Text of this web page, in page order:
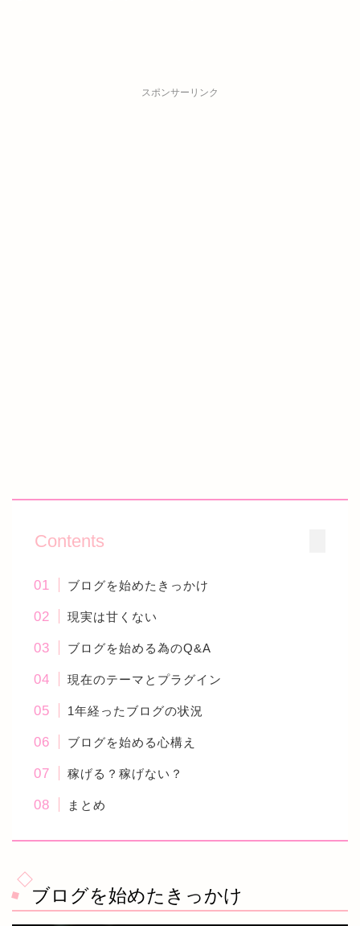
スポンサーリンク
Contents
ブログを始めたきっかけ
現実は甘くない
ブログを始める為のQ&A
現在のテーマとプラグイン
1年経ったブログの状況
ブログを始める心構え
稼げる？稼げない？
まとめ
ブログを始めたきっかけ